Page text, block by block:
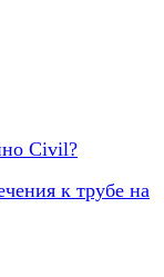
Civil?
к трубе на